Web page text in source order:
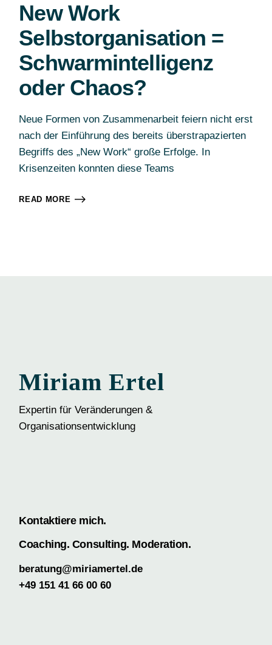
New Work
Selbstorganisation =
Schwarmintelligenz
oder Chaos?
Neue Formen von Zusammenarbeit feiern nicht erst
nach der Einführung des bereits überstrapazierten
Begriffs des „New Work“ große Erfolge. In
Krisenzeiten konnten diese Teams
READ MORE
Miriam Ertel
Expertin für Veränderungen &
Organisationsentwicklung
Kontaktiere mich.
Coaching. Consulting. Moderation.
beratung@miriamertel.de
+49 151 41 66 00 60